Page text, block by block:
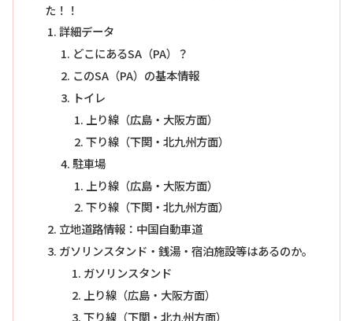
た！！
詳細データ
どこにあるSA（PA）？
このSA（PA）の基本情報
トイレ
上り線（広島・大阪方面）
下り線（下関・北九州方面）
駐車場
上り線（広島・大阪方面）
下り線（下関・北九州方面）
立地道路情報：中国自動車道
ガソリンスタンド・銭湯・宿泊施設等はあるのか。
ガソリンスタンド
上り線（広島・大阪方面）
下り線（下関・北九州方面）